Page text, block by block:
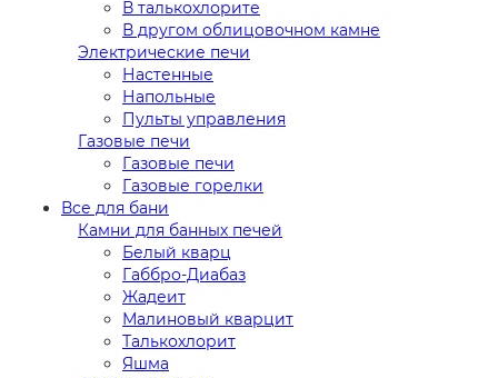
В талькохлорите
В другом облицовочном камне
Электрические печи
Настенные
Напольные
Пульты управления
Газовые печи
Газовые печи
Газовые горелки
Все для бани
Камни для банных печей
Белый кварц
Габбро-Диабаз
Жадеит
Малиновый кварцит
Талькохлорит
Яшма